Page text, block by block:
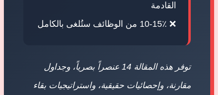
القادمة
توفر هذه المقالة 14 عنصراً بصرياً، وجداول
مقارنة، وإحصائيات حقيقية، واستراتيجيات بقاء